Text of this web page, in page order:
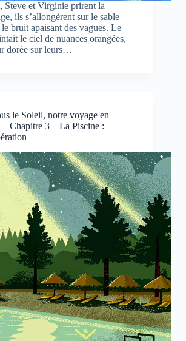
Steve et Virginie prirent la
ils s’allongèrent sur le sable
bruit apaisant des vagues. Le
le ciel de nuances orangées,
dorée sur leurs…
le Soleil, notre voyage en
Chapitre 3 – La Piscine :